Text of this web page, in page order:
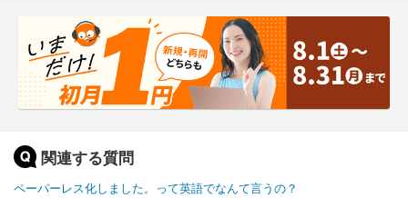
関連する質問
ペーパーレス化しました。って英語でなんて言うの？